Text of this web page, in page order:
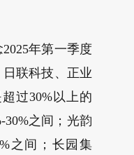
年第一季度
联科技、正业
过30%以上的
30%之间；光韵
之间；长园集